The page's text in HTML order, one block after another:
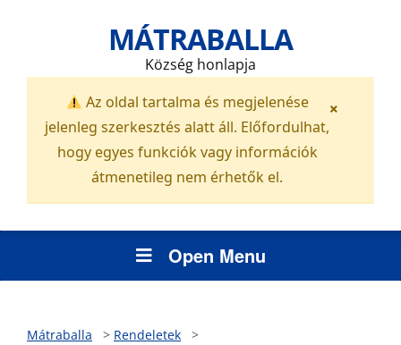
MÁTRABALLA
Község honlapja
Az oldal tartalma és megjelenése
jelenleg szerkesztés alatt áll. Előfordulhat,
hogy egyes funkciók vagy információk
átmenetileg nem érhetők el.
×
Open Menu
Mátraballa > Rendeletek
>